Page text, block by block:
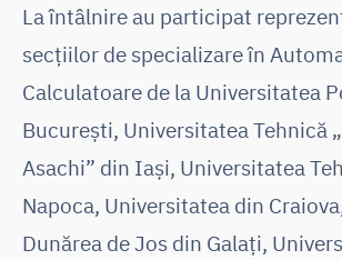
La întâlnire au participat
secțiilor de specializare în
Calculatoare de la Universitatea
București, Universitatea Tehnică
Asachi” din Iași, Universitatea
Napoca, Universitatea din
Dunărea de Jos din Galați,